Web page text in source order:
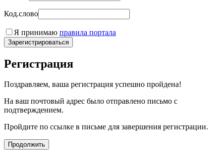
Код.слово
Я принимаю правила портала
Зарегистрироваться
Регистрация
Поздравляем, ваша регистрация успешно пройдена!
На ваш почтовый адрес было отправлено письмо с
подтверждением.
Пройдите по ссылке в письме для завершения регистрации.
Продолжить